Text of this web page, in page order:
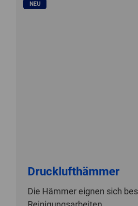
NEU
Drucklufthämmer
Die Hämmer eignen sich